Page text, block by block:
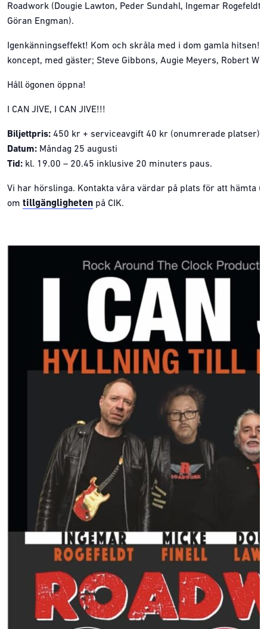
Roadwork (Dougie Lawton, Peder Sundahl, Ingemar
Göran Engman).
Igenkänningseffekt! Kom och skråla med i dom gamla hitsen!
koncept, med gäster; Steve Gibbons, Augie Meyers, Robert
Håll ögonen öppna!
I CAN JIVE, I CAN JIVE!!!
Biljettpris: 450 kr + serviceavgift 40 kr (onumrerade platser)
Datum: Måndag 25 augusti
Tid: kl. 19.00 – 20.45 inklusive 20 minuters paus.
Vi har hörslinga. Kontakta våra värdar på plats för att hämta
om tillgängligheten på CIK.